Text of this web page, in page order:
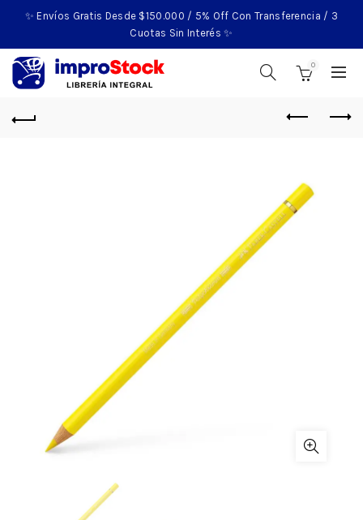
✨ Envíos Gratis Desde $150.000 / 5% Off Con Transferencia / 3
Cuotas Sin Interés ✨
0